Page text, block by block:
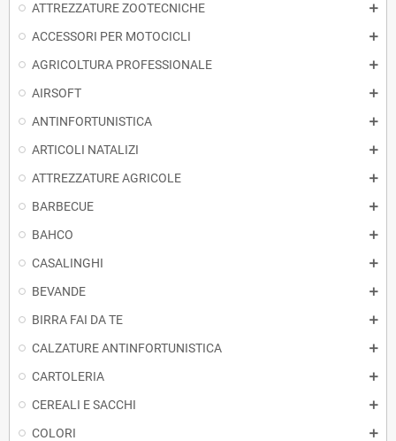
ATTREZZATURE ZOOTECNICHE
ACCESSORI PER MOTOCICLI
AGRICOLTURA PROFESSIONALE
AIRSOFT
ANTINFORTUNISTICA
ARTICOLI NATALIZI
ATTREZZATURE AGRICOLE
BARBECUE
BAHCO
CASALINGHI
BEVANDE
BIRRA FAI DA TE
CALZATURE ANTINFORTUNISTICA
CARTOLERIA
CEREALI E SACCHI
COLORI